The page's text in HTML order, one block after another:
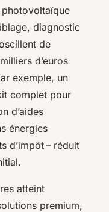
diagnostic
de
d’euros
exemple, un
complet pour
d’aides
énergies
d’impôt – réduit
atteint
premium,